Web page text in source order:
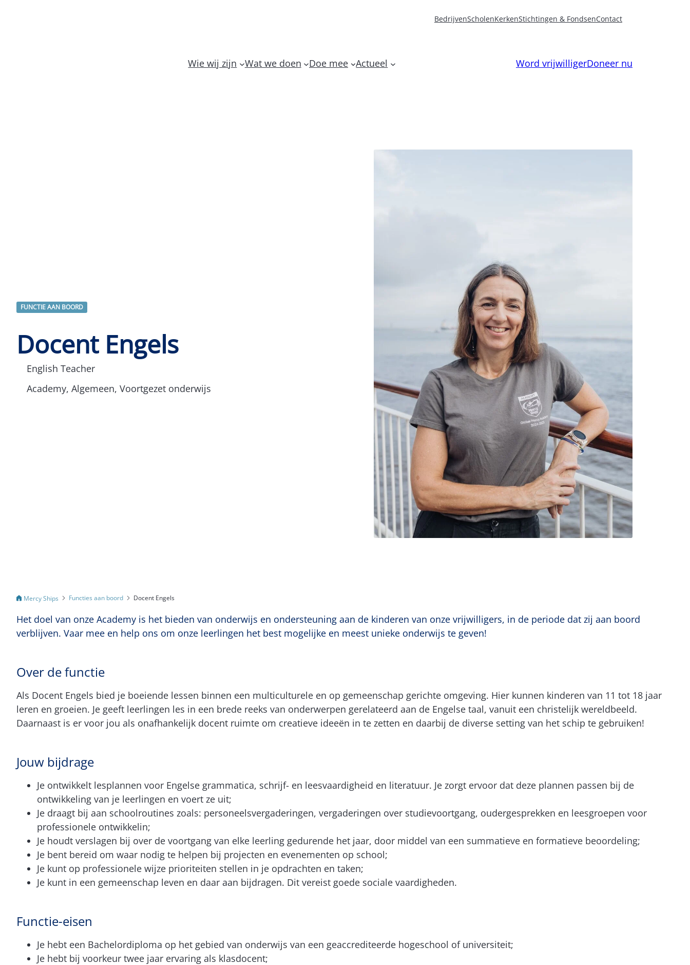
BedrijvenScholenKerkenStichtingen & FondsenContact
Wie wij zijn Wat we doen Doe mee Actueel Word vrijwilligerDoneer nu
FUNCTIE AAN BOORD
Docent Engels
English Teacher
Academy, Algemeen, Voortgezet onderwijs
Mercy Ships Functies aan boord Docent Engels
Het doel van onze Academy is het bieden van onderwijs en ondersteuning aan de kinderen van onze vrijwilligers, in de periode dat zij aan boord
verblijven. Vaar mee en help ons om onze leerlingen het best mogelijke en meest unieke onderwijs te geven!
Over de functie
Als Docent Engels bied je boeiende lessen binnen een multiculturele en op gemeenschap gerichte omgeving. Hier kunnen kinderen van 11 tot 18 jaar
leren en groeien. Je geeft leerlingen les in een brede reeks van onderwerpen gerelateerd aan de Engelse taal, vanuit een christelijk wereldbeeld.
Daarnaast is er voor jou als onafhankelijk docent ruimte om creatieve ideeën in te zetten en daarbij de diverse setting van het schip te gebruiken!
Jouw bijdrage
Je ontwikkelt lesplannen voor Engelse grammatica, schrijf- en leesvaardigheid en literatuur. Je zorgt ervoor dat deze plannen passen bij de
ontwikkeling van je leerlingen en voert ze uit;
Je draagt bij aan schoolroutines zoals: personeelsvergaderingen, vergaderingen over studievoortgang, oudergesprekken en leesgroepen voor
professionele ontwikkelin;
Je houdt verslagen bij over de voortgang van elke leerling gedurende het jaar, door middel van een summatieve en formatieve beoordeling;
Je bent bereid om waar nodig te helpen bij projecten en evenementen op school;
Je kunt op professionele wijze prioriteiten stellen in je opdrachten en taken;
Je kunt in een gemeenschap leven en daar aan bijdragen. Dit vereist goede sociale vaardigheden.
Functie-eisen
Je hebt een Bachelordiploma op het gebied van onderwijs van een geaccrediteerde hogeschool of universiteit;
Je hebt bij voorkeur twee jaar ervaring als klasdocent;